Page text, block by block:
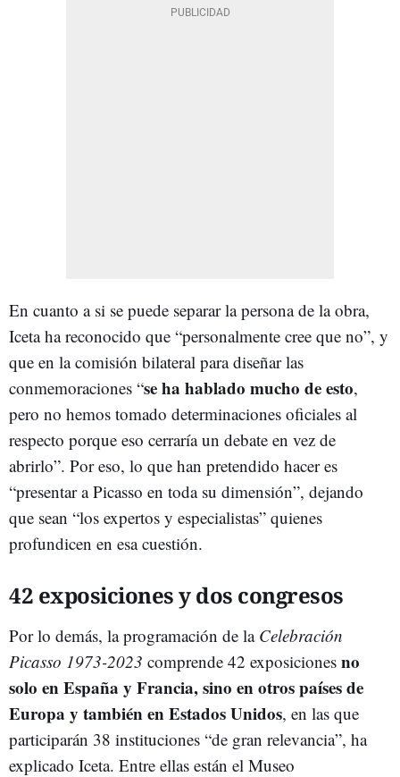
En cuanto a si se puede separar la persona de la obra,
Iceta ha reconocido que “personalmente cree que no”, y
que en la comisión bilateral para diseñar las
conmemoraciones “se ha hablado mucho de esto,
pero no hemos tomado determinaciones oficiales al
respecto porque eso cerraría un debate en vez de
abrirlo”. Por eso, lo que han pretendido hacer es
“presentar a Picasso en toda su dimensión”, dejando
que sean “los expertos y especialistas” quienes
profundicen en esa cuestión.
42 exposiciones y dos congresos
Por lo demás, la programación de la Celebración
Picasso 1973-2023 comprende 42 exposiciones no
solo en España y Francia, sino en otros países de
Europa y también en Estados Unidos, en las que
participarán 38 instituciones “de gran relevancia”, ha
explicado Iceta. Entre ellas están el Museo